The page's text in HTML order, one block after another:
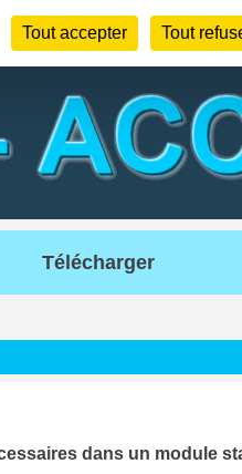
Télécharger
dans un module
Tout accepter Tout